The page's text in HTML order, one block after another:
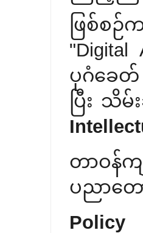
ဖြစ်စ
ပုဂံခေတ်
ပြီး သိ
တာဝန်
ပညာတေ
Policy